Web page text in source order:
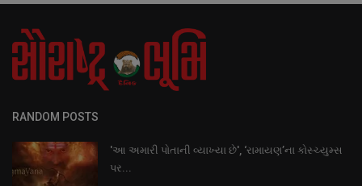
RANDOM POSTS
'આ અમારી પોતાની વ્યાખ્યા છે', ‘રામાયણ’ના કોસ્ચ્યુમ્સ
પર...